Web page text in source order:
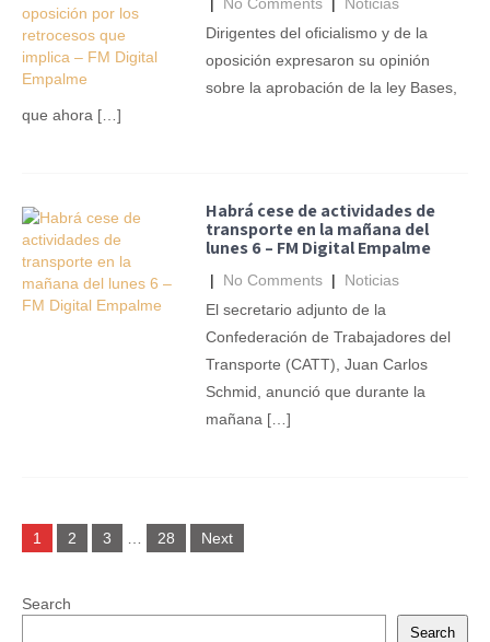
Dirigentes del oficialismo y de la
oposición expresaron su opinión
sobre la aprobación de la ley Bases,
que ahora […]
Habrá cese de actividades de
transporte en la mañana del
lunes 6 – FM Digital Empalme
| No Comments | Noticias
El secretario adjunto de la
Confederación de Trabajadores del
Transporte (CATT), Juan Carlos
Schmid, anunció que durante la
mañana […]
Posts
navigation
1 2 3 28 Next
Search
Search